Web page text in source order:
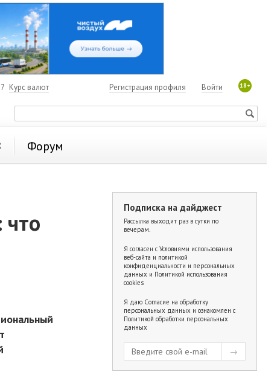
Курс валют 18+
Войти
Регистрация профиля
Форум
что
Подписка на дайджест
Рассылка выходит раз в сутки по
вечерам.
Я согласен с Условиями использования
веб-сайта и политикой
конфиденциальности и персональных
данных и Политикой использования
cookies
Я даю Согласие на обработку
персональных данных и ознакомлен с
Политикой обработки персональных
данных